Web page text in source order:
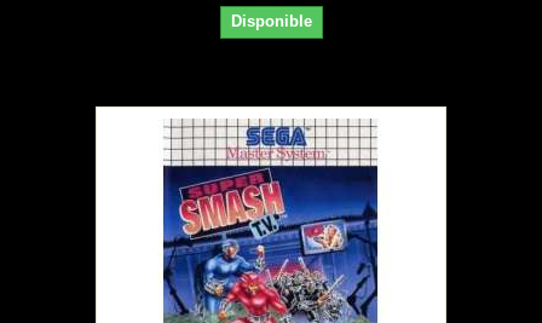
Disponible